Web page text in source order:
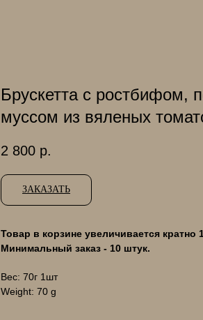
Брускетта с ростбифом,
муссом из вяленых
2 800 р.
ЗАКАЗАТЬ
Товар в корзине увеличивается кратно
Минимальный заказ - 10 штук.
Вес: 70г 1шт
Weight: 70 g